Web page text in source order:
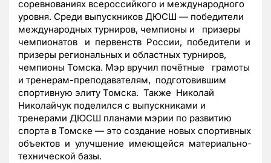
соревнованиях всероссийкого и международного
уровня. Среди выпускников ДЮСШ — победители
международных турниров, чемпионы и призеры
чемпионатов и первенств России, победители и
призеры региональных и областных турниров,
чемпионы Томска. Мэр вручил почётные грамоты
и тренерам-преподавателям, подготовившим
спортивную элиту Томска. Также Николай
Николайчук поделился с выпускниками и
тренерами ДЮСШ планами мэрии по развитию
спорта в Томске — это создание новых спортивных
объектов и улучшение имеющейся материально-
технической базы.